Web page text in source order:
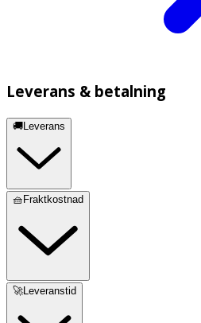
Leverans & betalning
🚚Leverans
🧺Fraktkostnad
🚀Leveranstid